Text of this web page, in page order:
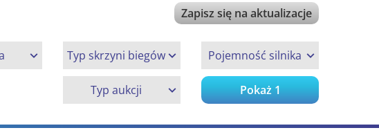
Zapisz się na aktualizacje
Typ skrzyni biegów Pojemność silnika
Typ aukcji Pokaż1